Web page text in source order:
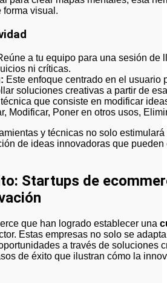
forma visual.
a tu equipo para una sesión de
ni críticas.
Este enfoque centrado en el usuario
soluciones creativas a partir de
que consiste en modificar
Modificar, Poner en otros usos,
y técnicas no solo
de ideas innovadoras que
Startups de
que han logrado establecer una
Estas empresas no solo se
a través de soluciones
de éxito que ilustran cómo la